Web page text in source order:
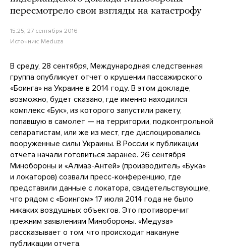
пересмотрело свои взгляды на катастрофу
15:25, 27 сентября 2016
Источник: Meduza
В среду, 28 сентября, Международная следственная
группа опубликует отчет о крушении пассажирского
«Боинга» на Украине в 2014 году. В этом докладе,
возможно, будет сказано, где именно находился
комплекс «Бук», из которого запустили ракету,
попавшую в самолет — на территории, подконтрольной
сепаратистам, или же из мест, где дислоцировались
вооруженные силы Украины. В России к публикации
отчета начали готовиться заранее. 26 сентября
Минобороны и «Алмаз-Антей» (производитель «Бука»
и локаторов) созвали пресс-конференцию, где
представили данные с локатора, свидетельствующие,
что рядом с «Боингом» 17 июля 2014 года не было
никаких воздушных объектов. Это противоречит
прежним заявлениям Минобороны. «Медуза»
рассказывает о том, что происходит накануне
публикации отчета.